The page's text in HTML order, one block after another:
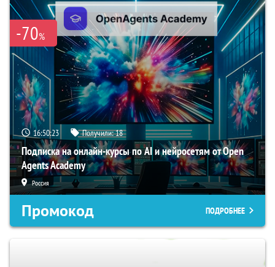
-70%
16:50:22 Получили:18
Подписка на онлайн-курсы по AI и нейросетям от Open
Agents Academy
Россия
Промокод ПОДРОБНЕЕ